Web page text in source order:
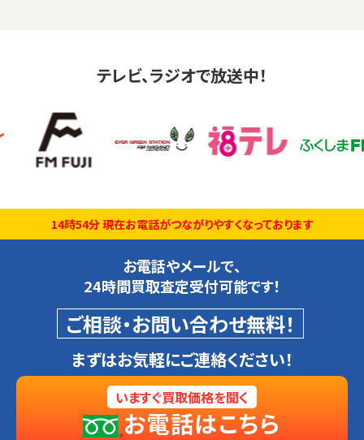
テレビ、ラジオで放送中！
14時54分 現在お電話がつながりやすくなっております
お電話やメールで、
24時間買取査定受付可能です！
ご相談・お問い合わせ無料！
まずはお気軽にご連絡ください！
いますぐ買取価格を聞く
お電話はこちら